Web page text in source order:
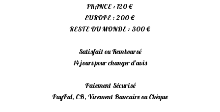
FRANCE : 120 €
EUROPE : 200 €
RESTE DU MONDE : 300 €
Satisfait ou Remboursé
14 jours pour changer d’avis
Paiement Sécurisé
PayPal, CB, Virement Bancaire ou Chèque